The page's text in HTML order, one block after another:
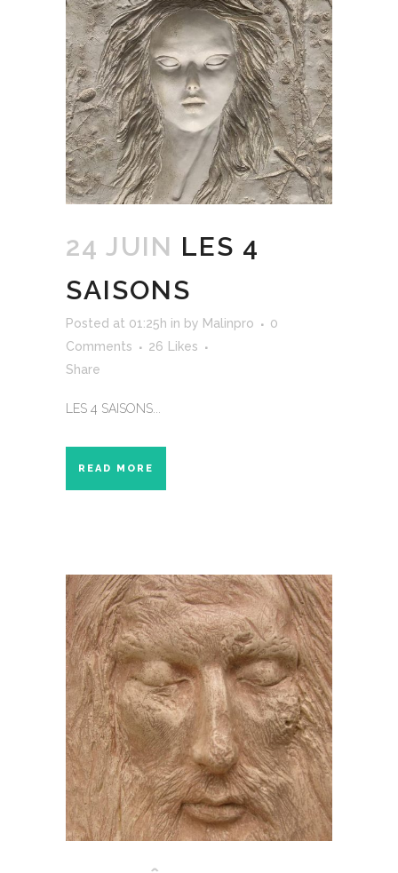
24 JUIN LES 4
SAISONS
Posted at 01:25h in by Malinpro
0
Comments
26
Likes
Share
LES 4 SAISONS...
READ MORE